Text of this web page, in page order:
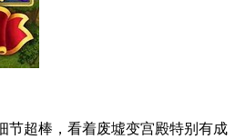
节超棒，看着废墟变宫殿特别有成